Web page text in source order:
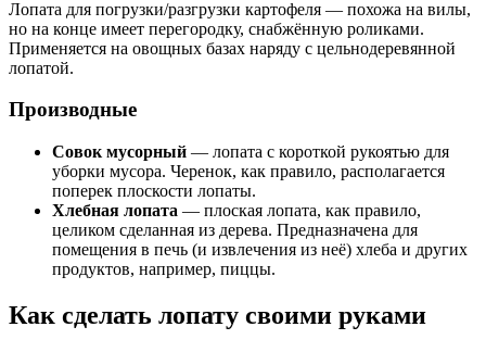
Лопата для погрузки/разгрузки картофеля — похожа на вилы,
но на конце имеет перегородку, снабжённую роликами.
Применяется на овощных базах наряду с цельнодеревянной
лопатой.
Производные
Совок мусорный — лопата с короткой рукоятью для
уборки мусора. Черенок, как правило, располагается
поперек плоскости лопаты.
Хлебная лопата — плоская лопата, как правило,
целиком сделанная из дерева. Предназначена для
помещения в печь (и извлечения из неё) хлеба и других
продуктов, например, пиццы.
Как сделать лопату своими руками